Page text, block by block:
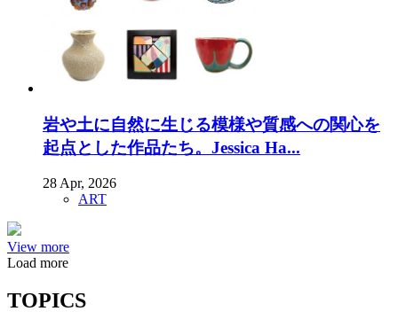
岩や土に自然に生じる模様や質感への関心を
起点とした作品たち。Jessica Ha...
28 Apr, 2026
ART
View more
Load more
TOPICS